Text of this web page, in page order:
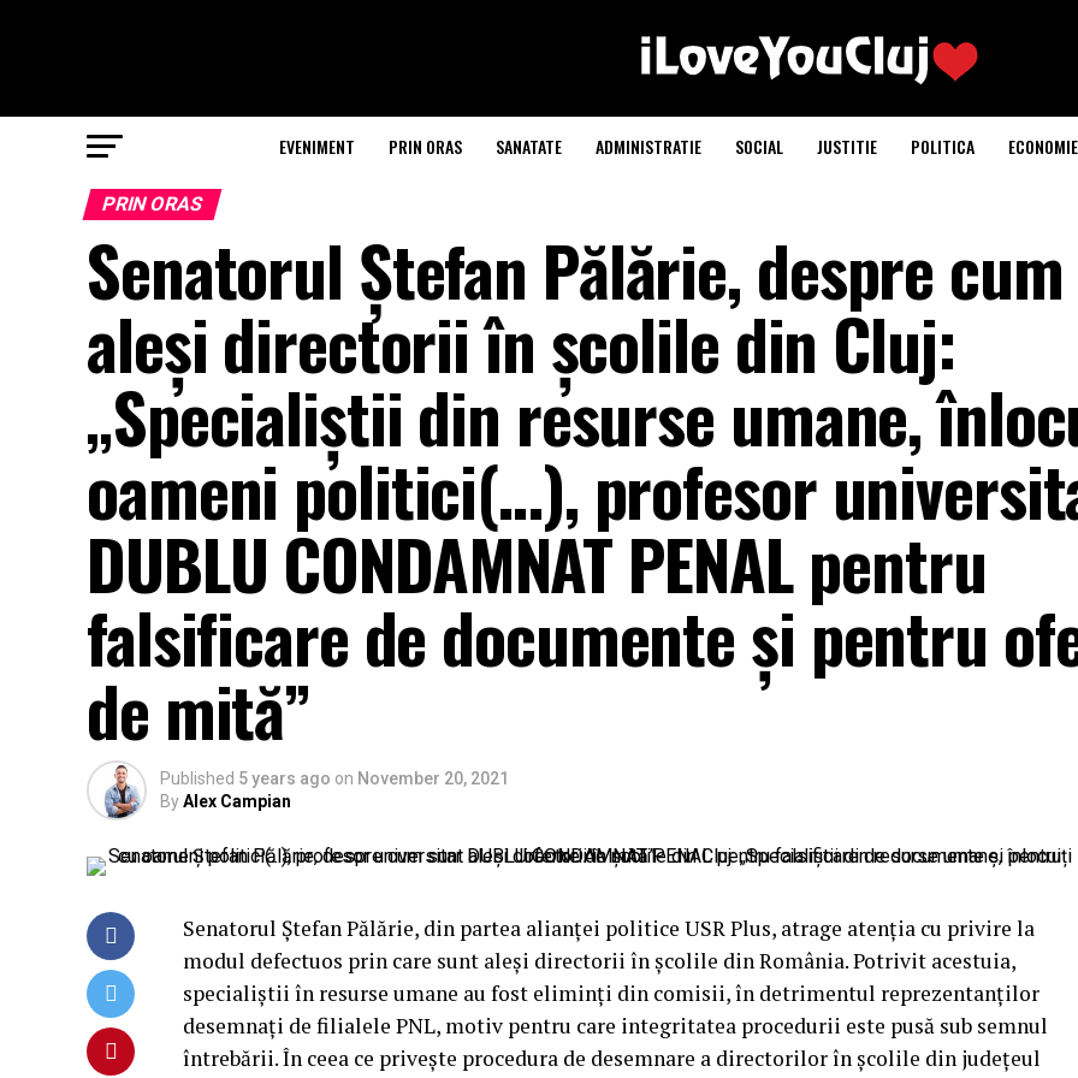
EVENIMENT PRIN ORAS SANATATE ADMINISTRATIE SOCIAL JUSTITIE POLITICA ECONOMIE
PRIN ORAS
Senatorul Ștefan Pălărie, despre
aleși directorii în școlile din Cluj:
„Specialiștii din resurse umane,
oameni politici(…), profesor
DUBLU CONDAMNAT PENAL pentru
falsificare de documente și pentru
de mită”
Published 5 years ago on November 20, 2021
ByAlex Campian
Senatorul Ștefan Pălărie, din partea alianței politice USR Plus, atrage atenția cu privire la
modul defectuos prin care sunt aleși directorii în școlile din România. Potrivit acestuia,
specialiștii în resurse umane au fost eliminți din comisii, în detrimentul reprezentanților
desemnați de filialele PNL, motiv pentru care integritatea procedurii este pusă sub semnul
întrebării. În ceea ce privește procedura de desemnare a directorilor în școlile din județeul